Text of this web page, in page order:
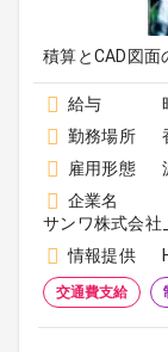
積算とCAD図面
給与
勤務場所
雇用形態
企業名
サンワ株式会
情報提供
交通費支給